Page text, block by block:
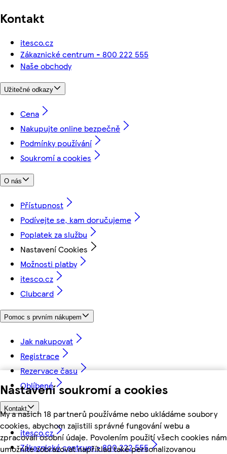
Nastavení soukromí a cookies
My a našich 18 partnerů používáme nebo ukládáme soubory
cookies, abychom zajistili správné fungování webu a
zpracovali osobní údaje. Povolením použití všech cookies nám
umožníte zobrazovat například také personalizovanou
Kontakt
itesco.cz
Zákaznické centrum - 800 222 555
Naše obchody
Užitečné odkazy
Cena
Nakupujte online bezpečně
Podmínky používání
Soukromí a cookies
O nás
Přístupnost
Podívejte se, kam doručujeme
Poplatek za službu
Nastavení Cookies
Možnosti platby
itesco.cz
Clubcard
Pomoc s prvním nákupem
Jak nakupovat
Registrace
Rezervace času
Oblíbené
Kontakt
itesco.cz
Zákaznické centrum - 800 222 555